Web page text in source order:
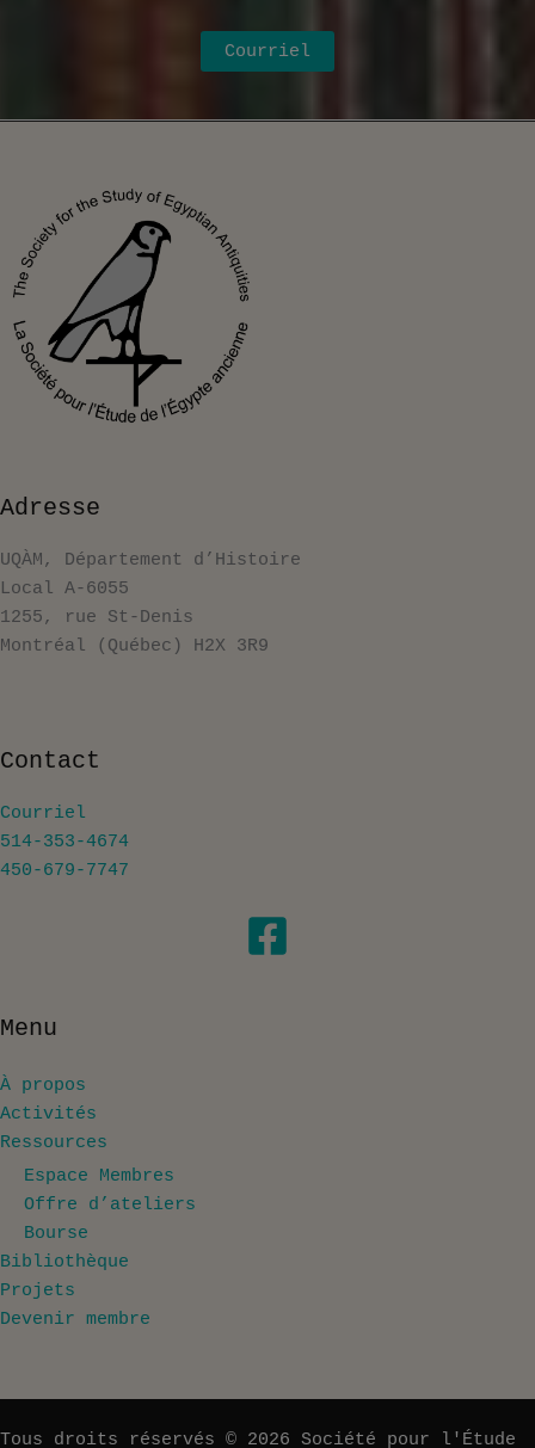
Courriel
Adresse
UQÀM, Département d’Histoire
Local A-6055
1255, rue St-Denis
Montréal (Québec) H2X 3R9
Contact
Courriel
514-353-4674
450-679-7747
Menu
À propos
Activités
Ressources
Espace Membres
Offre d’ateliers
Bourse
Bibliothèque
Projets
Devenir membre
Tous droits réservés © 2026 Société pour l'Étude